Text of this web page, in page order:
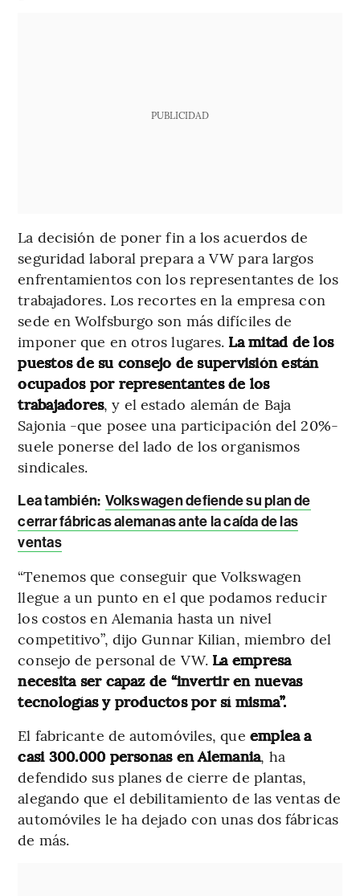
PUBLICIDAD
La decisión de poner fin a los acuerdos de
seguridad laboral prepara a VW para largos
enfrentamientos con los representantes de los
trabajadores. Los recortes en la empresa con
sede en Wolfsburgo son más difíciles de
imponer que en otros lugares. La mitad de los
puestos de su consejo de supervisión están
ocupados por representantes de los
trabajadores, y el estado alemán de Baja
Sajonia -que posee una participación del 20%-
suele ponerse del lado de los organismos
sindicales.
Lea también: Volkswagen defiende su plan de
cerrar fábricas alemanas ante la caída de las
ventas
“Tenemos que conseguir que Volkswagen
llegue a un punto en el que podamos reducir
los costos en Alemania hasta un nivel
competitivo”, dijo Gunnar Kilian, miembro del
consejo de personal de VW. La empresa
necesita ser capaz de “invertir en nuevas
tecnologías y productos por sí misma”.
El fabricante de automóviles, que emplea a
casi 300.000 personas en Alemania, ha
defendido sus planes de cierre de plantas,
alegando que el debilitamiento de las ventas de
automóviles le ha dejado con unas dos fábricas
de más.